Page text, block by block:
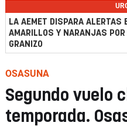
LA AEMET DISPARA ALERTAS
AMARILLOS Y NARANJAS
GRANIZO
OSASUNA
Segundo vuelo
temporada.